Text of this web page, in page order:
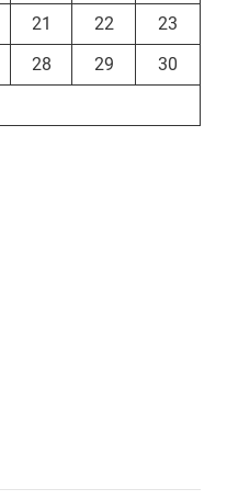
21 22
23
28 29
30